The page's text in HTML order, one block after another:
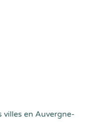
villes en Auvergne-